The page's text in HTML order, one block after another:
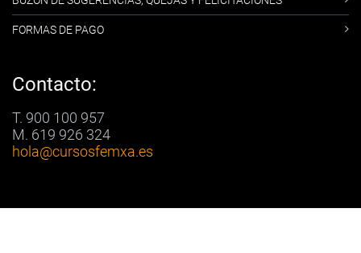
FORMAS DE PAGO
Contacto:
T. 900 100 957
M. 619 926 324
hola@cursosfemxa.es